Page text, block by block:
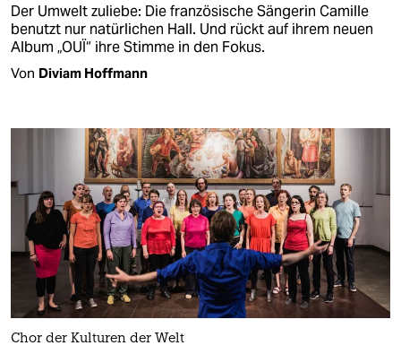
Der Umwelt zuliebe: Die französische Sängerin Camille
benutzt nur natürlichen Hall. Und rückt auf ihrem neuen
Album „OUÏ“ ihre Stimme in den Fokus.
Von Diviam Hoffmann
Chor der Kulturen der Welt